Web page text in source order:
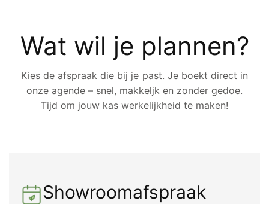
Wat wil je plannen?
Kies de afspraak die bij je past. Je boekt direct in
onze agende – snel, makkeljk en zonder gedoe.
Tijd om jouw kas werkelijkheid te maken!
Showroomafspraak